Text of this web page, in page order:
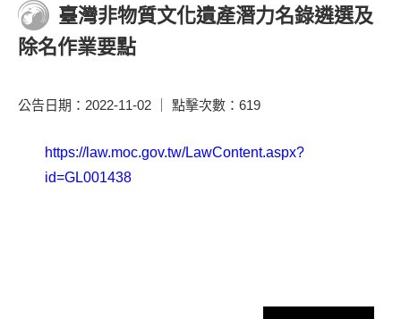
臺灣非物質文化遺產潛力名錄遴選及
除名作業要點
公告日期：2022-11-02 ｜ 點擊次數：619
https://law.moc.gov.tw/LawContent.aspx?
id=GL001438